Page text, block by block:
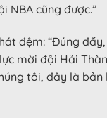
NBA cũng được.”
đệm: “Đúng
mời đội Hải
tôi, đây là bản